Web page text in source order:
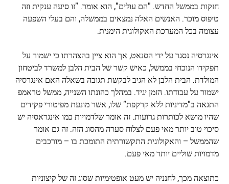
חזקות בממשל החדש. "הם עולים", הוא אומר. "זו סיעה ענקית וזה
טיפוס מוכר. האנשים האלה נמצאים בממשלה, והם בעלי השפעה
עצומה בכל המערכת האקולוגית הימנית.
אינגרסיה נסגר על ידי הסנאט, אך הוא ציין בהצהרתו כי ישמור על
תפקידו הנוכחי בממשל, כאיש קשר של הבית הלבן למשרד לביטחון
המולדת. הבית הלבן לא הגיב לבקשת תגובה בשאלה האם אינגרסיה
ישמור על עבודתו. הזמן יגיד. במהלך כהונתו השנייה, ממשל טראמפ
התגאה ב"מדיניות ללא קרקפת" שלו, אשר מונעת מפיטורי פקידים
שהיו מושא לכותרות גרועות. זה אומר שלדמויות כמו אינגראסיה יש
סיכוי טוב יותר מאי פעם לצלוח סערה מהסוג הזה. זה גם אומר
שהממשל – והאקולוגית התקשורתית התומכת בו – מורכבים
מדמויות שוליים יותר מאי פעם.
כתוצאה מכך, לחנניה יש מעט אופטימיות שסוג זה של קיצוניות